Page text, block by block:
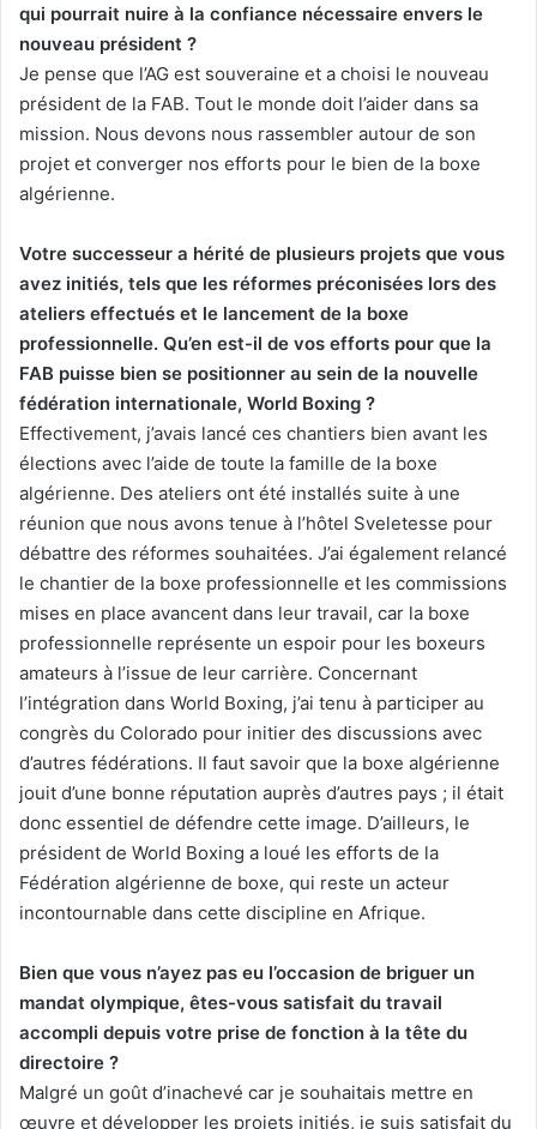
qui pourrait nuire à la confiance nécessaire envers le
nouveau président ?
Je pense que l’AG est souveraine et a choisi le nouveau
président de la FAB. Tout le monde doit l’aider dans sa
mission. Nous devons nous rassembler autour de son
projet et converger nos efforts pour le bien de la boxe
algérienne.
Votre successeur a hérité de plusieurs projets que vous
avez initiés, tels que les réformes préconisées lors des
ateliers effectués et le lancement de la boxe
professionnelle. Qu’en est-il de vos efforts pour que la
FAB puisse bien se positionner au sein de la nouvelle
fédération internationale, World Boxing ?
Effectivement, j’avais lancé ces chantiers bien avant les
élections avec l’aide de toute la famille de la boxe
algérienne. Des ateliers ont été installés suite à une
réunion que nous avons tenue à l’hôtel Sveletesse pour
débattre des réformes souhaitées. J’ai également relancé
le chantier de la boxe professionnelle et les commissions
mises en place avancent dans leur travail, car la boxe
professionnelle représente un espoir pour les boxeurs
amateurs à l’issue de leur carrière. Concernant
l’intégration dans World Boxing, j’ai tenu à participer au
congrès du Colorado pour initier des discussions avec
d’autres fédérations. Il faut savoir que la boxe algérienne
jouit d’une bonne réputation auprès d’autres pays ; il était
donc essentiel de défendre cette image. D’ailleurs, le
président de World Boxing a loué les efforts de la
Fédération algérienne de boxe, qui reste un acteur
incontournable dans cette discipline en Afrique.
Bien que vous n’ayez pas eu l’occasion de briguer un
mandat olympique, êtes-vous satisfait du travail
accompli depuis votre prise de fonction à la tête du
directoire ?
Malgré un goût d’inachevé car je souhaitais mettre en
œuvre et développer les projets initiés, je suis satisfait du